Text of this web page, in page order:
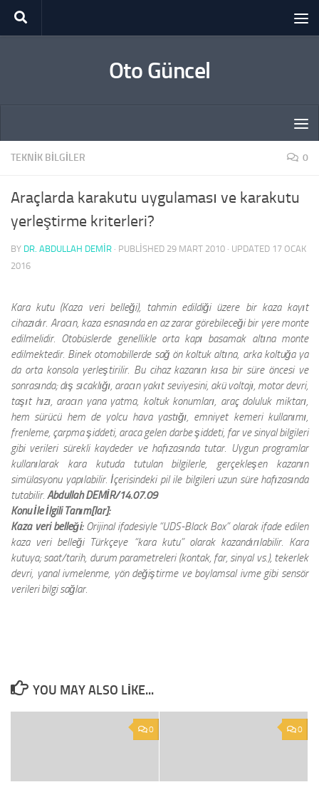
Skip to content
Oto Güncel
TEKNIK BILGILER 0
Araçlarda karakutu uygulaması ve karakutu
yerleştirme kriterleri?
BY DR. ABDULLAH DEMİR · PUBLISHED 29 MART 2010 · UPDATED 17 OCAK
2016
Kara kutu (Kaza veri belleği), tahmin edildiği üzere bir kaza kayıt
cihazıdır. Aracın, kaza esnasında en az zarar görebileceği bir yere monte
edilmelidir. Otobüslerde genellikle orta kapı basamak altına monte
edilmektedir. Binek otomobillerde sağ ön koltuk altına, arka koltuğa ya
da orta konsola yerleştirilir. Bu cihaz kazanın kısa bir süre öncesi ve
sonrasında; dış sıcaklığı, aracın yakıt seviyesini, akü voltajı, motor devri,
taşıt hızı, aracın yana yatma, koltuk konumları, araç doluluk miktarı,
hem sürücü hem de yolcu hava yastığı, emniyet kemeri kullanımı,
frenleme, çarpma şiddeti, araca gelen darbe şiddeti, far ve sinyal bilgileri
gibi verileri sürekli kaydeder ve hafızasında tutar. Uygun programlar
kullanılarak kara kutuda tutulan bilgilerle, gerçekleşen kazanın
simülasyonu yapılabilir. İçerisindeki pil ile bilgileri uzun süre hafızasında
tutabilir. Abdullah DEMİR/14.07.09
Konu İle İlgili Tanım[lar]:
Kaza veri belleği:Orijinal ifadesiyle “UDS-Black Box” olarak ifade edilen
kaza veri belleği Türkçeye “kara kutu” olarak kazandırılabilir. Kara
kutuya; saat/tarih, durum parametreleri (kontak, far, sinyal vs.), tekerlek
devri, yanal ivmelenme, yön değiştirme ve boylamsal ivme gibi sensör
verileri bilgi sağlar.
YOU MAY ALSO LIKE...
0 0